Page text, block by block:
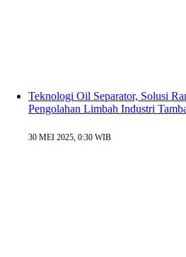
Teknologi Oil Separator, Solusi
Pengolahan Limbah Industri
30 MEI 2025, 0:30 WIB